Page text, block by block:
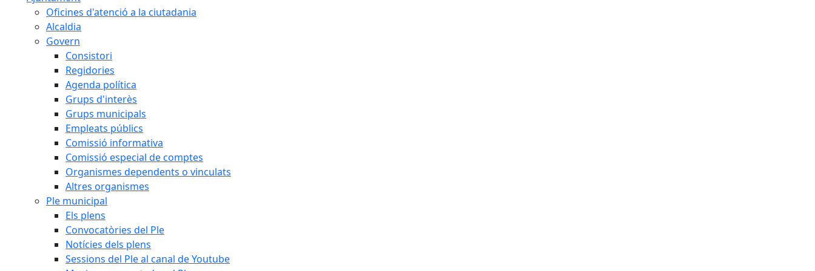
Oficines d'atenció a la ciutadania
Alcaldia
Govern
Consistori
Regidories
Agenda política
Grups d'interès
Grups municipals
Empleats públics
Comissió informativa
Comissió especial de comptes
Organismes dependents o vinculats
Altres organismes
Ple municipal
Els plens
Convocatòries del Ple
Notícies dels plens
Sessions del Ple al canal de Youtube